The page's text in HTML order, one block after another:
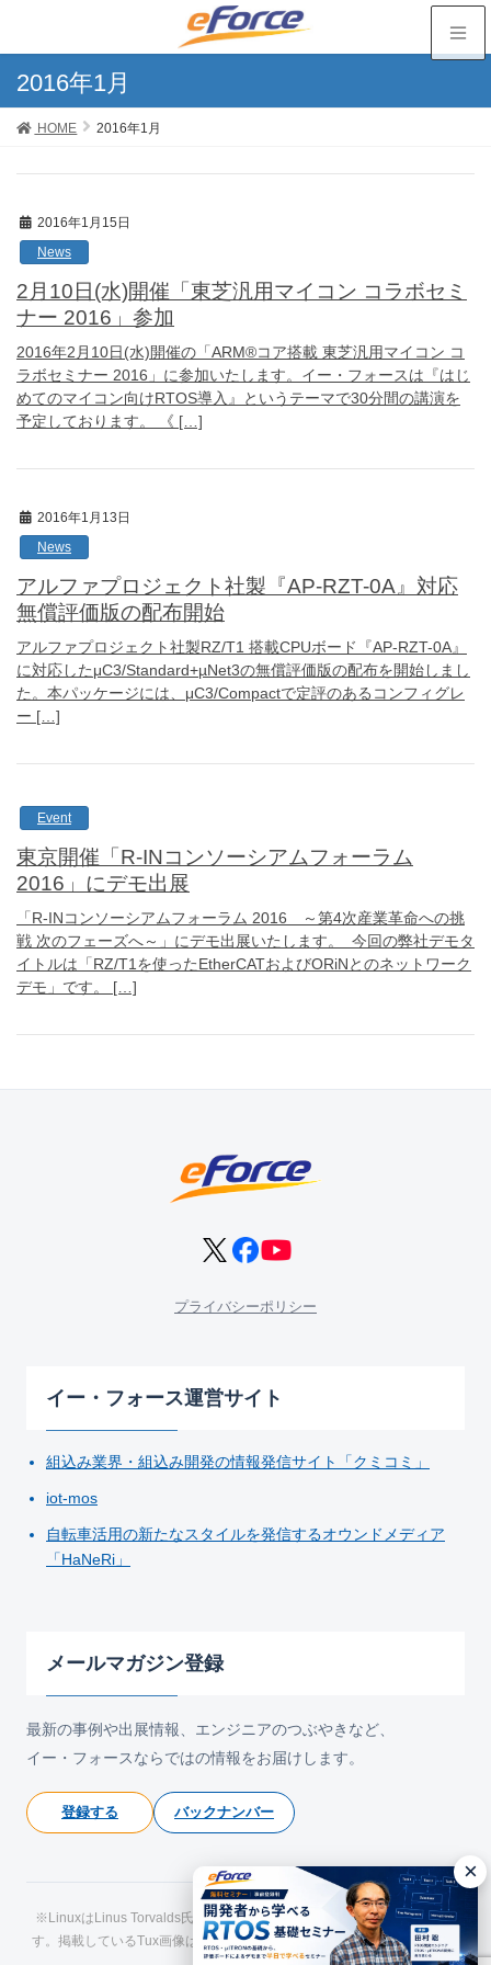
2016年1月
HOME 2016年1月
2016年1月15日
News
2月10日(水)開催「東芝汎用マイコン コラボセミ
ナー 2016」参加
2016年2月10日(水)開催の「ARM®コア搭載 東芝汎用マイコン コ
ラボセミナー 2016」に参加いたします。イー・フォースは『はじ
めてのマイコン向けRTOS導入』というテーマで30分間の講演を
予定しております。 《 […]
2016年1月13日
News
アルファプロジェクト社製『AP-RZT-0A』対応
無償評価版の配布開始
アルファプロジェクト社製RZ/T1 搭載CPUボード『AP-RZT-0A』
に対応したμC3/Standard+µNet3の無償評価版の配布を開始しまし
た。本パッケージには、μC3/Compactで定評のあるコンフィグレ
ー […]
Event
東京開催「R-INコンソーシアムフォーラム
2016」にデモ出展
「R-INコンソーシアムフォーラム 2016 ～第4次産業革命への挑
戦 次のフェーズへ～」にデモ出展いたします。 今回の弊社デモタ
イトルは「RZ/T1を使ったEtherCATおよびORiNとのネットワーク
デモ」です。 […]
プライバシーポリシー
イー・フォース運営サイト
組込み業界・組込み開発の情報発信サイト「クミコミ」
iot-mos
自転車活用の新たなスタイルを発信するオウンドメディア
「HaNeRi」
メールマガジン登録
最新の事例や出展情報、エンジニアのつぶやきなど、
イー・フォースならではの情報をお届けします。
登録する バックナンバー
※LinuxはLinus Torvalds氏の日本およびその他の国における登録商標で
す。掲載しているTux画像はLarry Ewing氏およびThe GIMPによるもので
×